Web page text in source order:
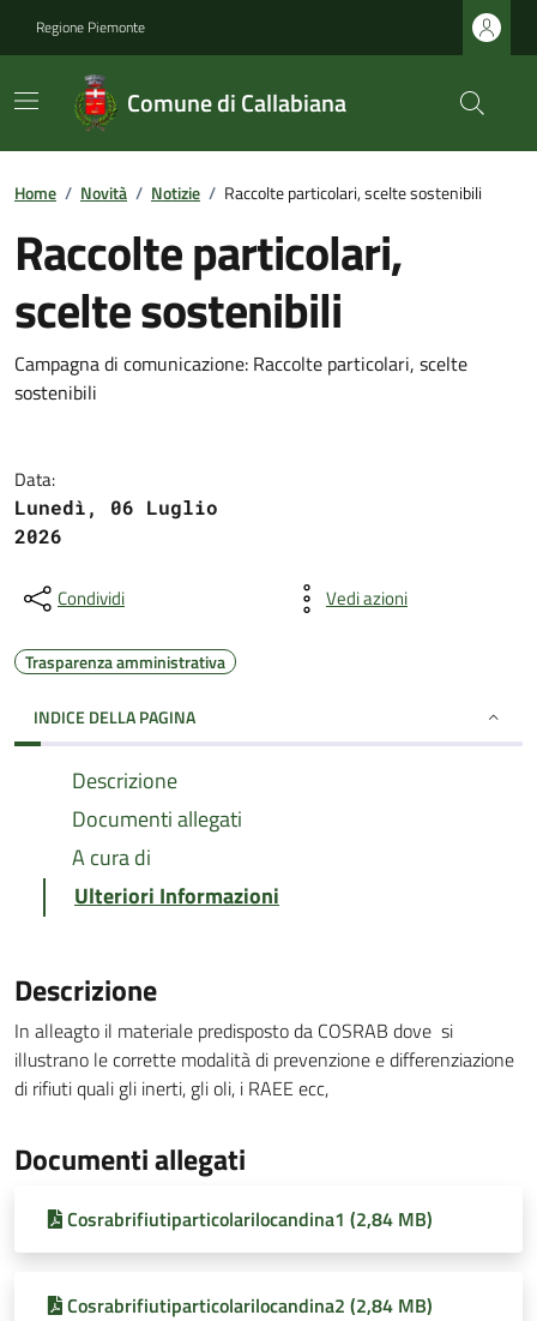
Regione Piemonte
Comune di Callabiana
Home / Novità / Notizie / Raccolte particolari, scelte sostenibili
Raccolte particolari,
scelte sostenibili
Campagna di comunicazione: Raccolte particolari, scelte
sostenibili
Data:
Lunedì, 06 Luglio
2026
Condividi Vedi azioni
Trasparenza amministrativa
INDICE DELLA PAGINA
Descrizione
Documenti allegati
A cura di
Ulteriori Informazioni
Descrizione
In alleagto il materiale predisposto da COSRAB dove si
illustrano le corrette modalità di prevenzione e differenziazione
di rifiuti quali gli inerti, gli oli, i RAEE ecc,
Documenti allegati
Cosrabrifiutiparticolarilocandina1 (2,84 MB)
Cosrabrifiutiparticolarilocandina2 (2,84 MB)